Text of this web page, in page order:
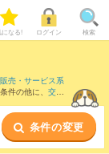
になる! ログイン 検索
売・サービス系
件の他に、 交通
条件の変更